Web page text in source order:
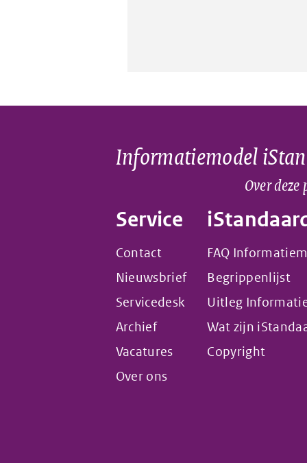
Informatiemodel
Over
Service
Contact
Nieuwsbrief
Servicedesk
Archief
Vacatures
Over ons
FAQ
Begrippenlijst
Uitleg
Wat zijn
Copyright